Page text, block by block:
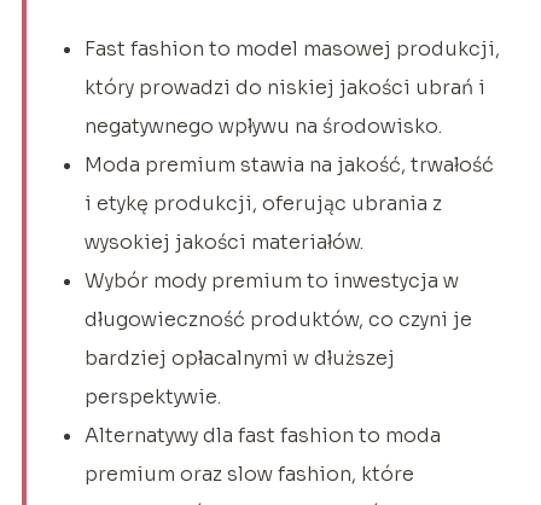
Fast fashion to model masowej produkcji,
który prowadzi do niskiej jakości ubrań i
negatywnego wpływu na środowisko.
Moda premium stawia na jakość, trwałość
i etykę produkcji, oferując ubrania z
wysokiej jakości materiałów.
Wybór mody premium to inwestycja w
długowieczność produktów, co czyni je
bardziej opłacalnymi w dłuższej
perspektywie.
Alternatywy dla fast fashion to moda
premium oraz slow fashion, które